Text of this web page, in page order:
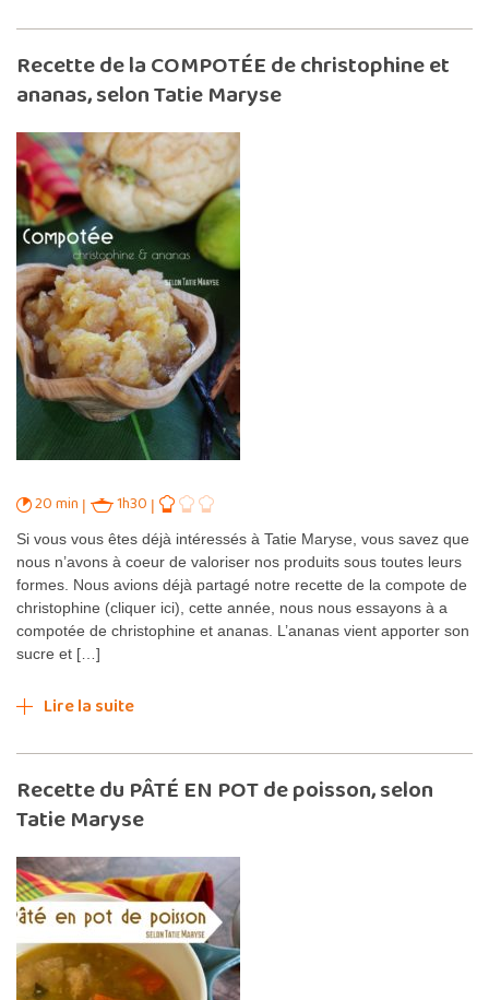
Recette de la COMPOTÉE de christophine et
ananas, selon Tatie Maryse
20 min 1h30
Si vous vous êtes déjà intéressés à Tatie Maryse, vous savez que
nous n’avons à coeur de valoriser nos produits sous toutes leurs
formes. Nous avions déjà partagé notre recette de la compote de
christophine (cliquer ici), cette année, nous nous essayons à a
compotée de christophine et ananas. L’ananas vient apporter son
sucre et […]
Lire la suite
Recette du PÂTÉ EN POT de poisson, selon
Tatie Maryse